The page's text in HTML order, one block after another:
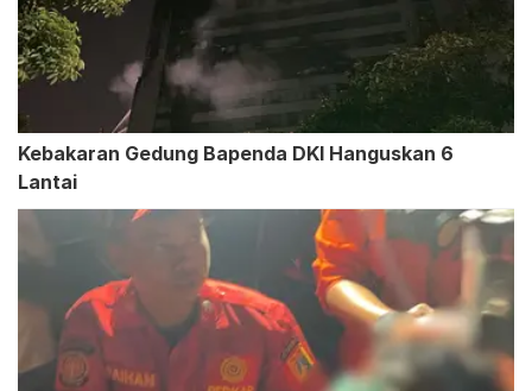
Kebakaran Gedung Bapenda DKI Hanguskan 6
Lantai